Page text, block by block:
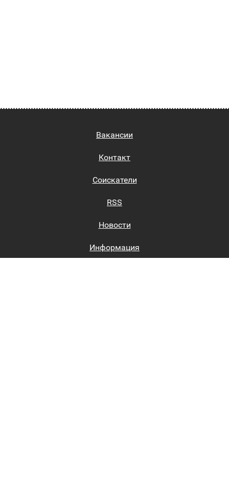
Вакансии
Контакт
Соискатели
RSS
Новости
Информация